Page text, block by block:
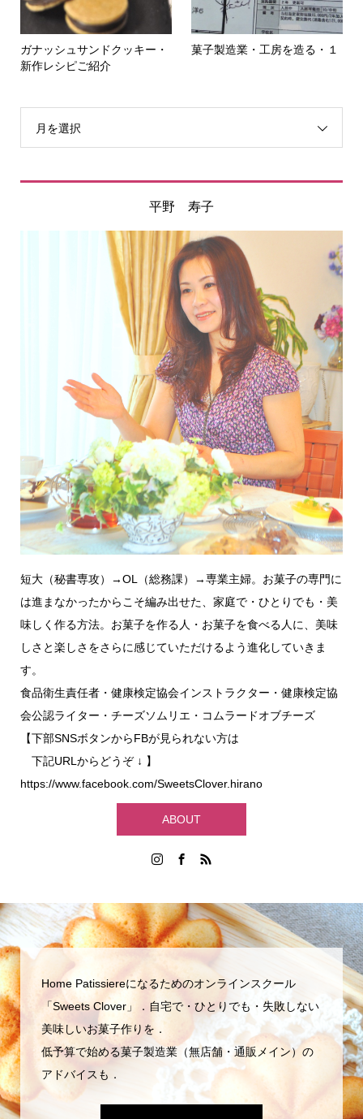
ガナッシュサンドクッキー・
新作レシピご紹介
菓子製造業・工房を造る・１
月を選択
平野 寿子
短大（秘書専攻）→OL（総務課）→専業主婦。お菓子の専門に
は進まなかったからこそ編み出せた、家庭で・ひとりでも・美
味しく作る方法。お菓子を作る人・お菓子を食べる人に、美味
しさと楽しさをさらに感じていただけるよう進化していきま
す。
食品衛生責任者・健康検定協会インストラクター・健康検定協
会公認ライター・チーズソムリエ・コムラードオブチーズ
【下部SNSボタンからFBが見られない方は
下記URLからどうぞ ↓ 】
https://www.facebook.com/SweetsClover.hirano
ABOUT
Home Patissiereになるためのオンラインスクール
「Sweets Clover」．自宅で・ひとりでも・失敗しない
美味しいお菓子作りを．
低予算で始める菓子製造業（無店舗・通販メイン）の
アドバイスも．